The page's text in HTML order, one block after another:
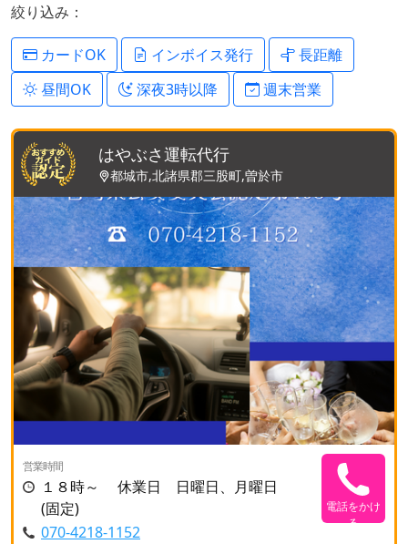
絞り込み：
カードOK インボイス発行
長距離
昼間OK
深夜3時以降 週末営業
はやぶさ運転代行
都城市,北諸県郡三股町,曽於市
営業時間
１８時～ 休業日 日曜日、月曜日
(固定)
070-4218-1152
電話をかけ
る